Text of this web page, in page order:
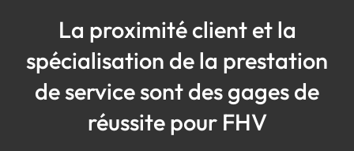
La proximité client et la
spécialisation de la prestation
de service sont des gages de
réussite pour FHV